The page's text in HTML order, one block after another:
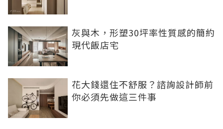
灰與木，形塑30坪率性質感的簡約
現代飯店宅
花大錢還住不舒服？諮詢設計師前
你必須先做這三件事